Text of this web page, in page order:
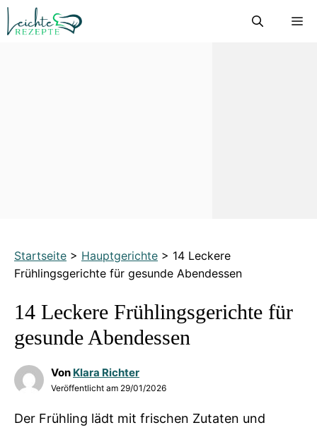
Zum
Inhalt
Startseite > Hauptgerichte > 14 Leckere
Frühlingsgerichte für gesunde Abendessen
14 Leckere Frühlingsgerichte für
gesunde Abendessen
Von Klara Richter
Veröffentlicht am 29/01/2026
Der Frühling lädt mit frischen Zutaten und